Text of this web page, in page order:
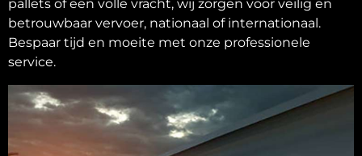
pallets of een volle vracht, wij zorgen voor veilig en
betrouwbaar vervoer, nationaal of internationaal.
Bespaar tijd en moeite met onze professionele
service.